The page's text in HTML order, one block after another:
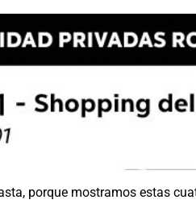
porque mostramos estas